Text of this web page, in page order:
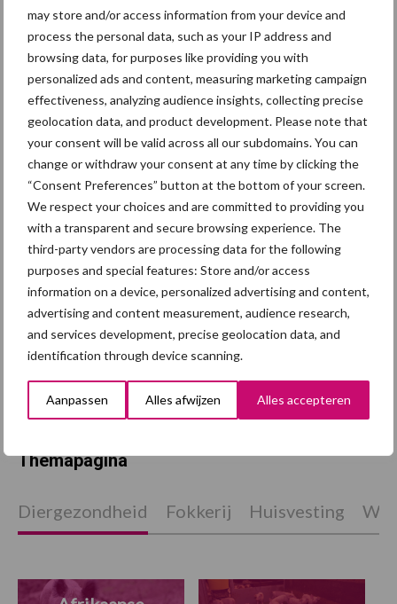
may store and/or access information from your device and
process the personal data, such as your IP address and
browsing data, for purposes like providing you with
personalized ads and content, measuring marketing campaign
effectiveness, analyzing audience insights, collecting precise
geolocation data, and product development. Please note that
your consent will be valid across all our subdomains. You can
change or withdraw your consent at any time by clicking the
“Consent Preferences” button at the bottom of your screen.
We respect your choices and are committed to providing you
with a transparent and secure browsing experience. The
third-party vendors are processing data for the following
purposes and special features: Store and/or access
information on a device, personalized advertising and content,
advertising and content measurement, audience research,
and services development, precise geolocation data, and
identification through device scanning.
Aanpassen Alles afwijzen Alles accepteren
Aanbevolen voor jou!
Britse varkenssector vreest
afzetcrisis in het najaar
Grondstoffenmarkt blijft
grillig: droogte en
geopolitiek houden handel
in de greep
“Vraag naar praktische
hygieneoplossingen is in
Polen groter dan ooit”
Themapagina
Diergezondheid Fokkerij Huisvesting